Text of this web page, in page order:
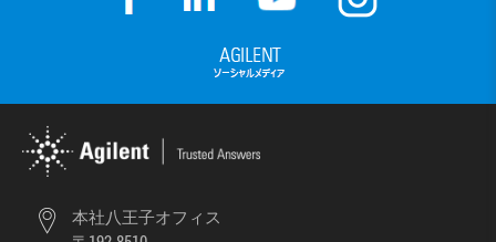
本社八王子オフィス